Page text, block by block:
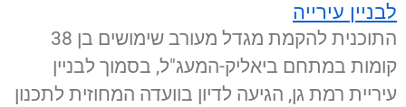
לבניין עירייה
התוכנית להקמת מגדל מעורב שימושים בן 38
קומות במתחם ביאליק-המעג"ל, בסמוך לבניין
עיריית רמת גן, הגיעה לדיון בוועדה המחוזית לתכנון